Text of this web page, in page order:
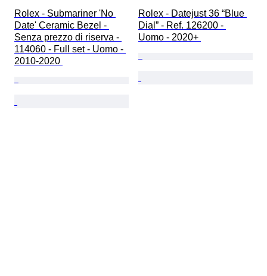
Rolex - Submariner 'No
Date' Ceramic Bezel -
Senza prezzo di riserva -
114060 - Full set - Uomo -
2010-2020
Rolex - Datejust 36 “Blue
Dial” - Ref. 126200 -
Uomo - 2020+